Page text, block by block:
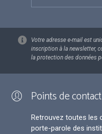
Votre adresse e-mail est
inscription à la newsletter,
la protection des données
Points de contact
Retrouvez toutes les
porte-parole des